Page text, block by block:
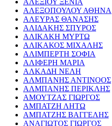
ΑΛΕΞΙΟΥ ΞΕΝΙΑ
ΑΛΕΞΟΠΟΥΛΟΥ ΑΘΗΝΑ
ΑΛΕΥΡΑΣ ΘΑΝΑΣΗΣ
ΑΛΙΔΑΚΗΣ ΣΠΥΡΟΣ
ΑΛΙΚΑΚΗ ΜΥΡΤΩ
ΑΛΙΚΑΚΟΣ ΜΙΧΑΛΗΣ
ΑΛΙΜΠΕΡΤΗ ΣΟΦΙΑ
ΑΛΙΦΕΡΗ ΜΑΡΙΑ
ΑΛΚΑΔΗ ΝΕΛΗ
ΑΛΜΠΑΝΗΣ ΑΝΤΙΝΟΟΣ
ΑΛΜΠΑΝΗΣ ΠΕΡΙΚΛΗΣ
ΑΜΟΥΤΖΑΣ ΓΙΩΡΓΟΣ
ΑΜΠΑΤΖΗ ΛΗΤΩ
ΑΜΠΑΤΖΗΣ ΒΑΓΓΕΛΗΣ
ΑΝΑΓΙΩΤΟΣ ΓΙΩΡΓΟΣ